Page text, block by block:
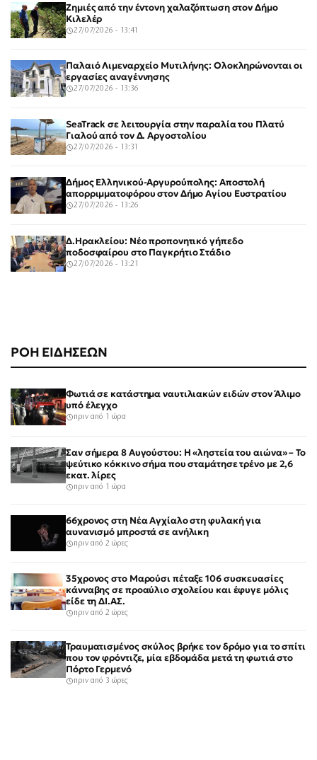
ΡΟΗ ΕΙΔΗΣΕΩΝ
Φωτιά σε κατάστημα ναυτιλιακών ειδών στον Άλιμο
υπό έλεγχο
πριν από 1 ώρα
Σαν σήμερα 8 Αυγούστου: Η «ληστεία του αιώνα» – Το
ψεύτικο κόκκινο σήμα που σταμάτησε τρένο με 2,6
εκατ. λίρες
πριν από 1 ώρα
66χρονος στη Νέα Αγχίαλο στη φυλακή για
αυνανισμό μπροστά σε ανήλικη
πριν από 2 ώρες
35χρονος στο Μαρούσι πέταξε 106 συσκευασίες
κάνναβης σε προαύλιο σχολείου και έφυγε μόλις
είδε τη ΔΙ.ΑΣ.
πριν από 2 ώρες
Τραυματισμένος σκύλος βρήκε τον δρόμο για το σπίτι
που τον φρόντιζε, μία εβδομάδα μετά τη φωτιά στο
Πόρτο Γερμενό
πριν από 3 ώρες
Ζημιές από την έντονη χαλαζόπτωση στον Δήμο
Κιλελέρ
27/07/2026 - 13:41
Παλαιό Λιμεναρχείο Μυτιλήνης: Ολοκληρώνονται οι
εργασίες αναγέννησης
27/07/2026 - 13:36
SeaTrack σε λειτουργία στην παραλία του Πλατύ
Γιαλού από τον Δ. Αργοστολίου
27/07/2026 - 13:31
Δήμος Ελληνικού-Αργυρούπολης: Αποστολή
απορριμματοφόρου στον Δήμο Αγίου Ευστρατίου
27/07/2026 - 13:26
Δ.Ηρακλείου: Νέο προπονητικό γήπεδο
ποδοσφαίρου στο Παγκρήτιο Στάδιο
27/07/2026 - 13:21